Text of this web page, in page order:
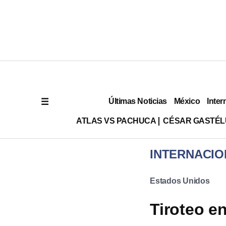
Últimas Noticias México
ATLAS VS PACHUCA CÉSAR
Estados Unidos
Tiroteo